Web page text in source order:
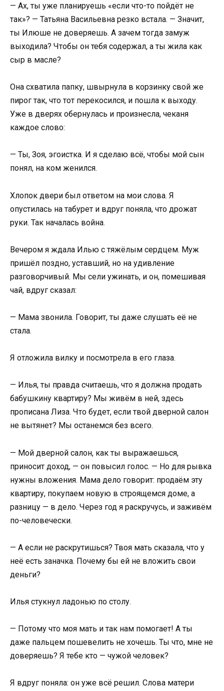
— Ах, ты уже планируешь «если что-то пойдёт не
так»? — Татьяна Васильевна резко встала. — Значит,
ты Илюше не доверяешь. А зачем тогда замуж
выходила? Чтобы он тебя содержал, а ты жила как
сыр в масле?
Она схватила папку, швырнула в корзинку свой же
пирог так, что тот перекосился, и пошла к выходу.
Уже в дверях обернулась и произнесла, чеканя
каждое слово:
— Ты, Зоя, эгоистка. И я сделаю всё, чтобы мой сын
понял, на ком женился.
Хлопок двери был ответом на мои слова. Я
опустилась на табурет и вдруг поняла, что дрожат
руки. Так началась война.
Вечером я ждала Илью с тяжёлым сердцем. Муж
пришёл поздно, уставший, но на удивление
разговорчивый. Мы сели ужинать, и он, помешивая
чай, вдруг сказал:
— Мама звонила. Говорит, ты даже слушать её не
стала.
Я отложила вилку и посмотрела в его глаза.
— Илья, ты правда считаешь, что я должна продать
бабушкину квартиру? Мы живём в ней, здесь
прописана Лиза. Что будет, если твой дверной салон
не вытянет? Мы останемся без всего.
— Мой дверной салон, как ты выражаешься,
приносит доход, — он повысил голос. — Но для рывка
нужны вложения. Мама дело говорит: продаём эту
квартиру, покупаем новую в строящемся доме, а
разницу — в дело. Через год я раскручусь, и заживём
по-человечески.
— А если не раскрутишься? Твоя мать сказала, что у
неё есть заначка. Почему бы ей не вложить свои
деньги?
Илья стукнул ладонью по столу.
— Потому что моя мать и так нам помогает! А ты
даже пальцем пошевелить не хочешь. Ты что, мне не
доверяешь? Я тебе кто — чужой человек?
Я вдруг поняла: он уже всё решил. Слова матери